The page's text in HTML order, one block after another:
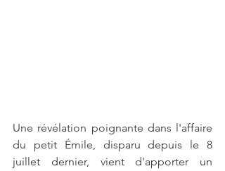
Une révélation poignante dans l'affaire
du petit Émile, disparu depuis le 8
juillet dernier, vient d'apporter un